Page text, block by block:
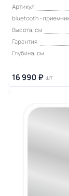
Артикул
bluetooth -
Высота, см
Гарантия
Глубина, см
16 990 ₽ шт